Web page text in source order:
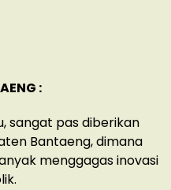
:
sangat pas diberikan
Bantaeng, dimana
menggagas inovasi